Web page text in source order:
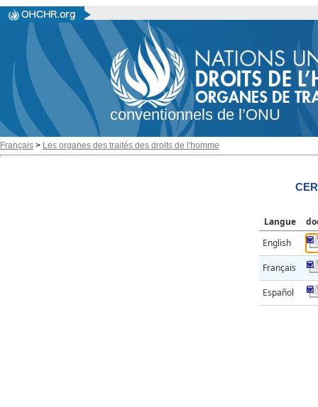
conventionnels de l’ONU
Français > Les organes des traités des droits de l'homme
Langue
English
Français
Español